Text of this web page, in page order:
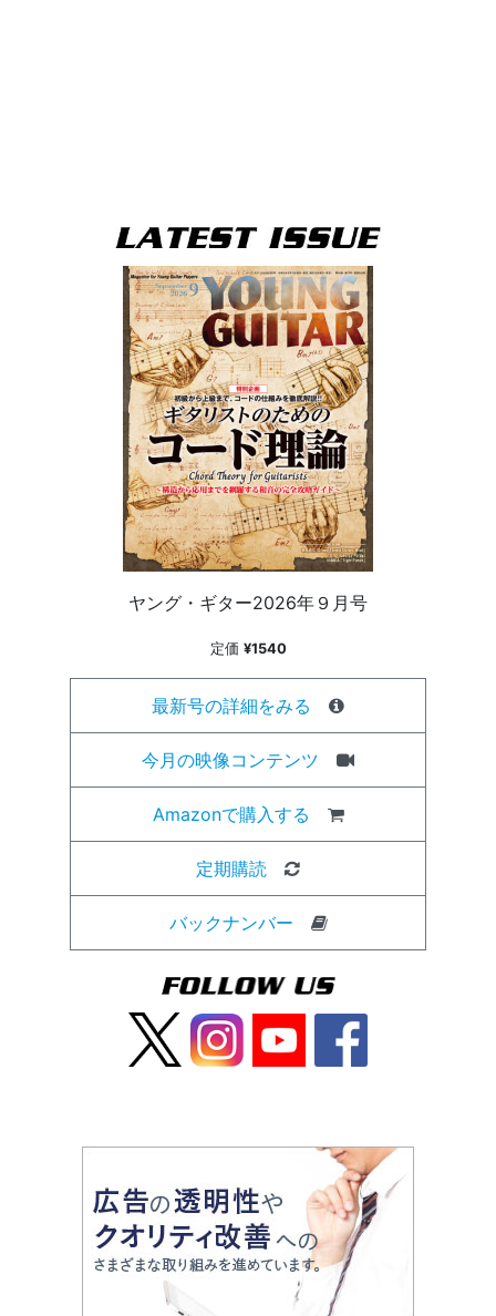
ヤング・ギター2026年９月号
定価 ¥1540
最新号の詳細をみる
今月の映像コンテンツ
Amazonで購入する
定期購読
バックナンバー